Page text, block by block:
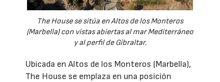
The House se sitúa en Altos de los Monteros
(Marbella) con vistas abiertas al mar Mediterráneo
y al perfil de Gibraltar.
Ubicada en Altos de los Monteros (Marbella),
The House se emplaza en una posición